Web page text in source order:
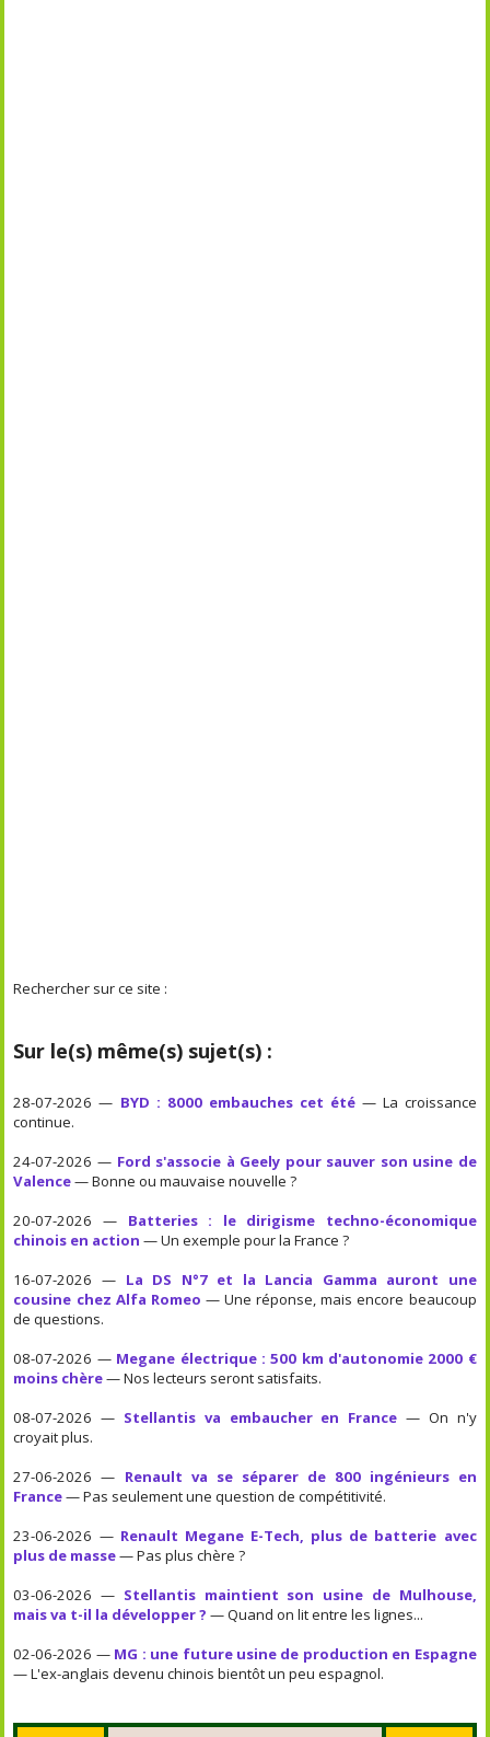
Rechercher sur ce site :
Sur le(s) même(s) sujet(s) :
28-07-2026 — BYD : 8000 embauches cet été— La croissance
continue.
24-07-2026 — Ford s'associe à Geely pour sauver son usine de
Valence— Bonne ou mauvaise nouvelle ?
20-07-2026 — Batteries : le dirigisme techno-économique
chinois en action — Un exemple pour la France ?
16-07-2026 — La DS N°7 et la Lancia Gamma auront une
cousine chez Alfa Romeo — Une réponse, mais encore beaucoup
de questions.
08-07-2026 — Megane électrique : 500 km d'autonomie 2000 €
moins chère— Nos lecteurs seront satisfaits.
08-07-2026 — Stellantis va embaucher en France — On n'y
croyait plus.
27-06-2026 — Renault va se séparer de 800 ingénieurs en
France— Pas seulement une question de compétitivité.
23-06-2026 — Renault Megane E-Tech, plus de batterie avec
plus de masse— Pas plus chère ?
03-06-2026 — Stellantis maintient son usine de Mulhouse,
mais va t-il la développer ? — Quand on lit entre les lignes...
02-06-2026 — MG : une future usine de production en Espagne
— L'ex-anglais devenu chinois bientôt un peu espagnol.